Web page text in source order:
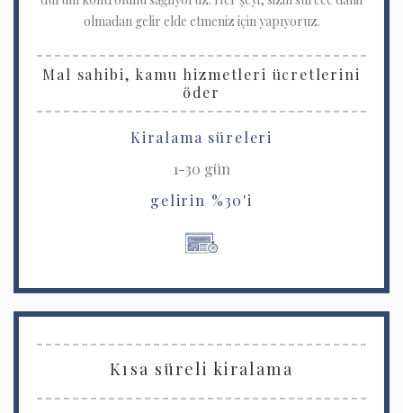
olmadan gelir elde etmeniz için yapıyoruz.
Mal sahibi, kamu hizmetleri ücretlerini
öder
Kiralama süreleri
1-30 gün
gelirin %30'i
Kısa süreli kiralama